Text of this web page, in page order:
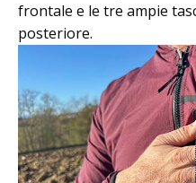
frontale e le tre ampie
posteriore.